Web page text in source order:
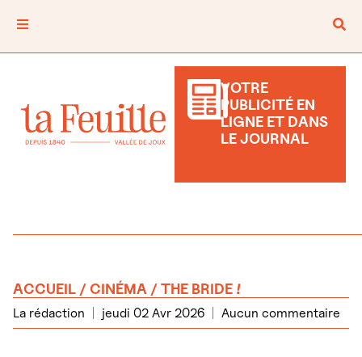
VOTRE
PUBLICITÉ EN
LIGNE ET DANS
LE JOURNAL
ACCUEIL /CINÉMA / THE BRIDE !
La rédaction jeudi 02 Avr 2026 Aucun commentaire